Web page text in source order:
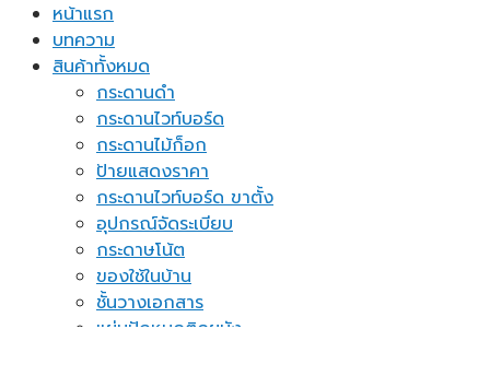
หน้าแรก
บทความ
สินค้าทั้งหมด
กระดานดำ
กระดานไวท์บอร์ด
กระดานไม้ก็อก
ป้ายแสดงราคา
กระดานไวท์บอร์ด ขาตั้ง
อุปกรณ์จัดระเบียบ
กระดาษโน้ต
ของใช้ในบ้าน
ชั้นวางเอกสาร
แผ่นปักหมุดติดผนัง